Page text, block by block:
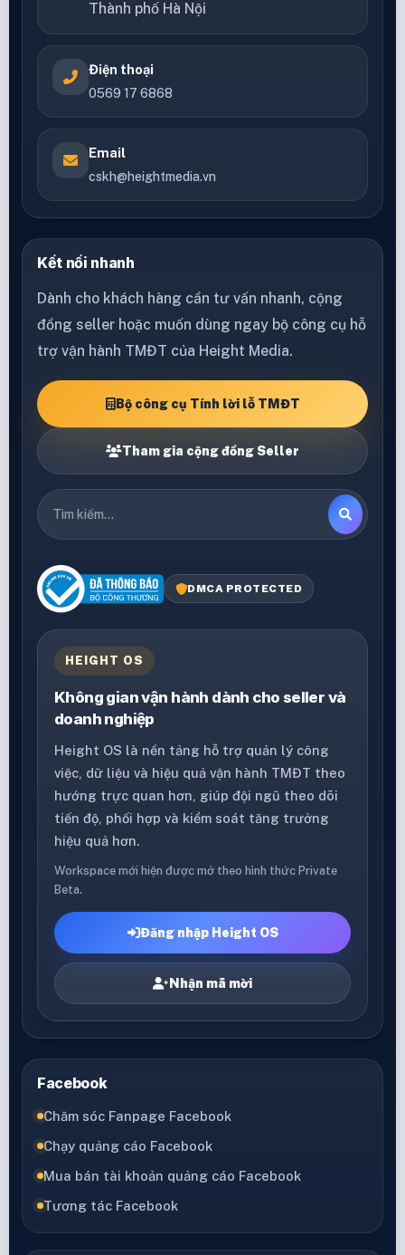
Thành phố Hà Nội
Điện thoại
0569 17 6868
Email
cskh@heightmedia.vn
Kết nối nhanh
Dành cho khách hàng cần tư vấn nhanh, cộng
đồng seller hoặc muốn dùng ngay bộ công cụ hỗ
trợ vận hành TMĐT của Height Media.
Bộ công cụ Tính lời lỗ TMĐT
Tham gia cộng đồng Seller
DMCA PROTECTED
HEIGHT OS
Không gian vận hành dành cho seller và
doanh nghiệp
Height OS là nền tảng hỗ trợ quản lý công
việc, dữ liệu và hiệu quả vận hành TMĐT theo
hướng trực quan hơn, giúp đội ngũ theo dõi
tiến độ, phối hợp và kiểm soát tăng trưởng
hiệu quả hơn.
Workspace mới hiện được mở theo hình thức Private
Beta.
Đăng nhập Height OS
Nhận mã mời
Facebook
Chăm sóc Fanpage Facebook
Chạy quảng cáo Facebook
Mua bán tài khoản quảng cáo Facebook
Tương tác Facebook